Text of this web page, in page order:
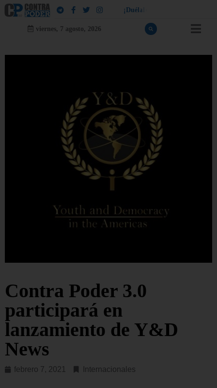
¡ Dué a
viernes, 7 agosto, 2026
Contra Poder 3.0
participará en
lanzamiento de Y&D
News
febrero 7, 2021 Internacionales